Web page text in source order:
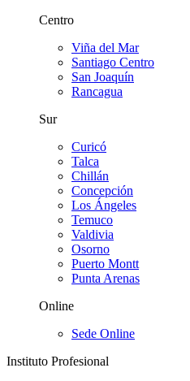
Centro
Viña del Mar
Santiago Centro
San Joaquín
Rancagua
Sur
Curicó
Talca
Chillán
Concepción
Los Ángeles
Temuco
Valdivia
Osorno
Puerto Montt
Punta Arenas
Online
Sede Online
Instituto Profesional